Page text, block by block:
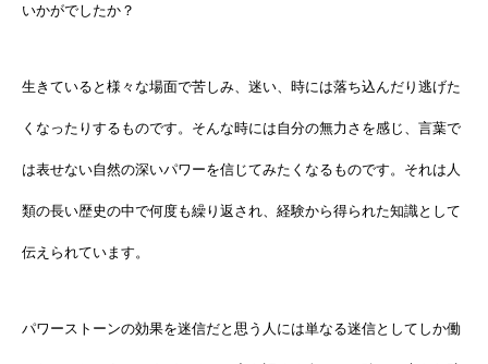
いかがでしたか？
生きていると様々な場面で苦しみ、迷い、時には落ち込んだり逃げた
くなったりするものです。そんな時には自分の無力さを感じ、言葉で
は表せない自然の深いパワーを信じてみたくなるものです。それは人
類の長い歴史の中で何度も繰り返され、経験から得られた知識として
伝えられています。
パワーストーンの効果を迷信だと思う人には単なる迷信としてしか働